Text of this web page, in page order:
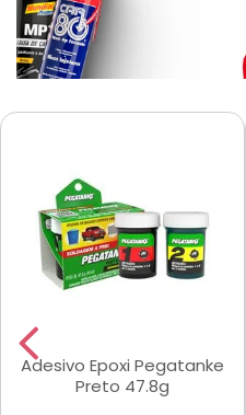
Adesivo Epoxi Pegatanke
Preto 47.8g